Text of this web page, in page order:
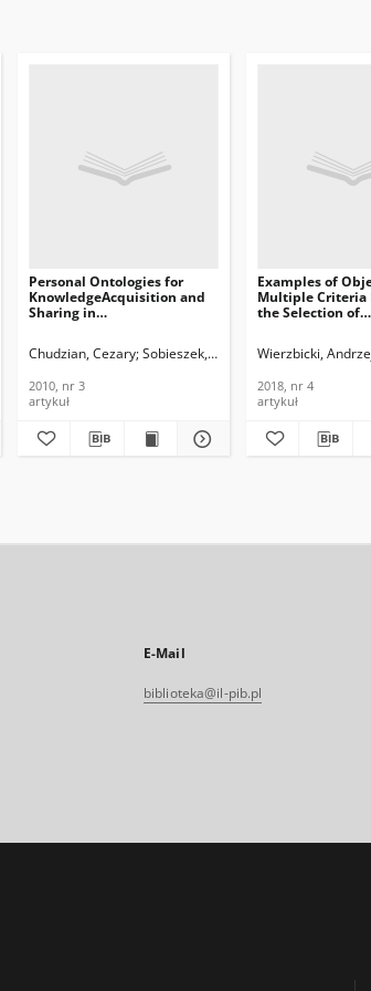
Klimasara, Edward
Personal Ontologies for
KnowledgeAcquisition and
Sharing in
Telecommunications and
2010, nr 3
Chudzian, Cezary Sobieszek, Jarosław
2010, nr 3
artykuł
Examples of
Multiple Criteria
the Selection of
2018, nr 4
Wierzbicki,
2018, nr 4
artykuł
E-Mail
biblioteka@il-pib.pl